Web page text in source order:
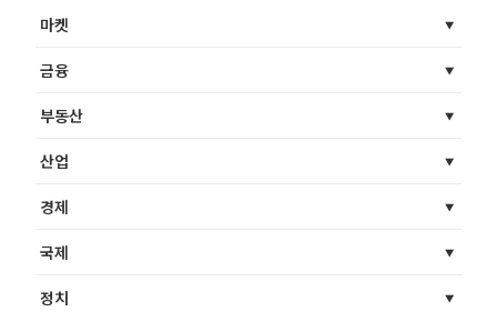
마켓
금융
부동산
산업
경제
국제
정치